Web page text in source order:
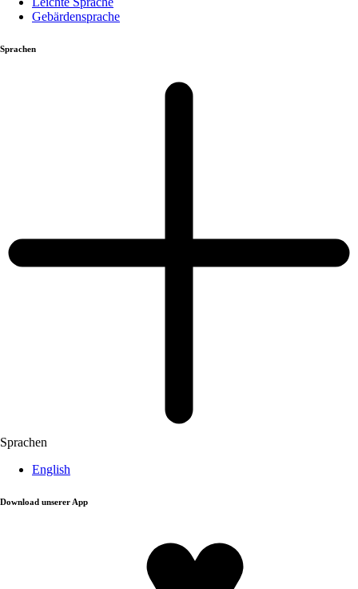
Gebärdensprache
Sprachen
Sprachen
English
Download unserer App